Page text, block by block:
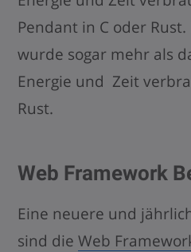
Pendant in C oder
wurde sogar mehr als
Energie und Zeit
Rust.
Web Framework
Eine neuere und
sind die Web